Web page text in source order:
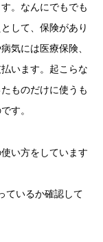
。なんにでもでも
して、保険があり
気には医療保険、
います。起こらな
ものだけに使うも
す。
い方をしています
ているか確認して